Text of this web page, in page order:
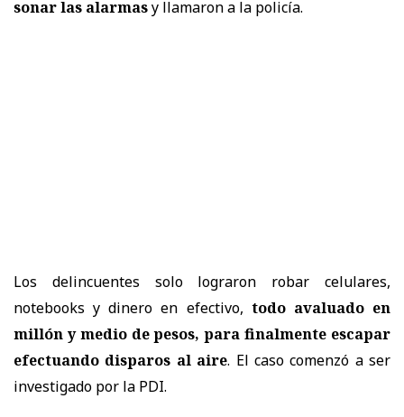
sonar las alarmasy llamaron a la policía.
Los delincuentes solo lograron robar celulares,
notebooks y dinero en efectivo, todo avaluado en
millón y medio de pesos, para finalmente escapar
efectuando disparos al aire. El caso comenzó a ser
investigado por la PDI.